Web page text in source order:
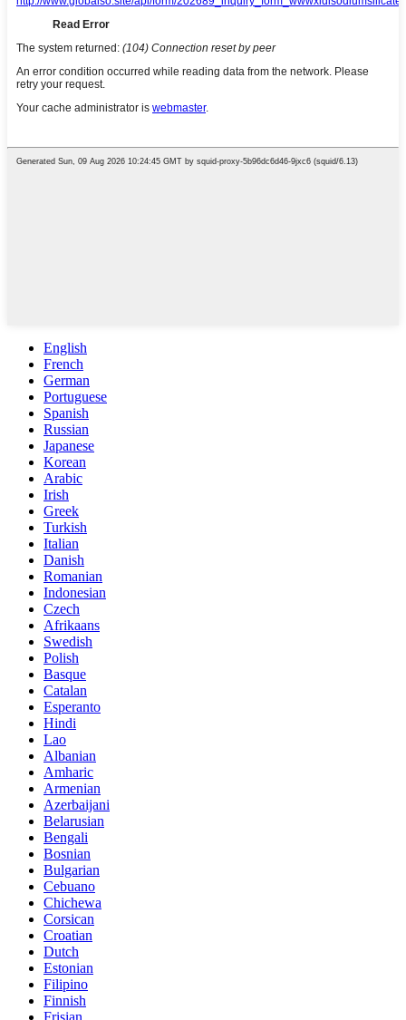
English
French
German
Portuguese
Spanish
Russian
Japanese
Korean
Arabic
Irish
Greek
Turkish
Italian
Danish
Romanian
Indonesian
Czech
Afrikaans
Swedish
Polish
Basque
Catalan
Esperanto
Hindi
Lao
Albanian
Amharic
Armenian
Azerbaijani
Belarusian
Bengali
Bosnian
Bulgarian
Cebuano
Chichewa
Corsican
Croatian
Dutch
Estonian
Filipino
Finnish